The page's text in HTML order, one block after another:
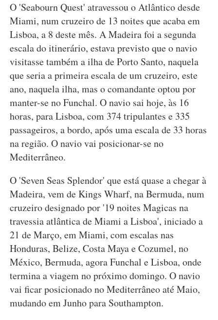
O 'Seabourn Quest' atravessou o Atlântico desde
Miami, num cruzeiro de 13 noites que acaba em
Lisboa, a 8 deste mês. A Madeira foi a segunda
escala do itinerário, estava previsto que o navio
visitasse também a ilha de Porto Santo, naquela
que seria a primeira escala de um cruzeiro, este
ano, naquela ilha, mas o comandante optou por
manter-se no Funchal. O navio sai hoje, às 16
horas, para Lisboa, com 374 tripulantes e 335
passageiros, a bordo, após uma escala de 33 horas
na região. O navio vai posicionar-se no
Mediterrâneo.
O 'Seven Seas Splendor' que está quase a chegar à
Madeira, vem de Kings Wharf, na Bermuda, num
cruzeiro designado por '19 noites Magicas na
travessia atlântica de Miami a Lisboa', iniciado a
21 de Março, em Miami, com escalas nas
Honduras, Belize, Costa Maya e Cozumel, no
México, Bermuda, agora Funchal e Lisboa, onde
termina a viagem no próximo domingo. O navio
vai ficar posicionado no Mediterrâneo até Maio,
mudando em Junho para Southampton.